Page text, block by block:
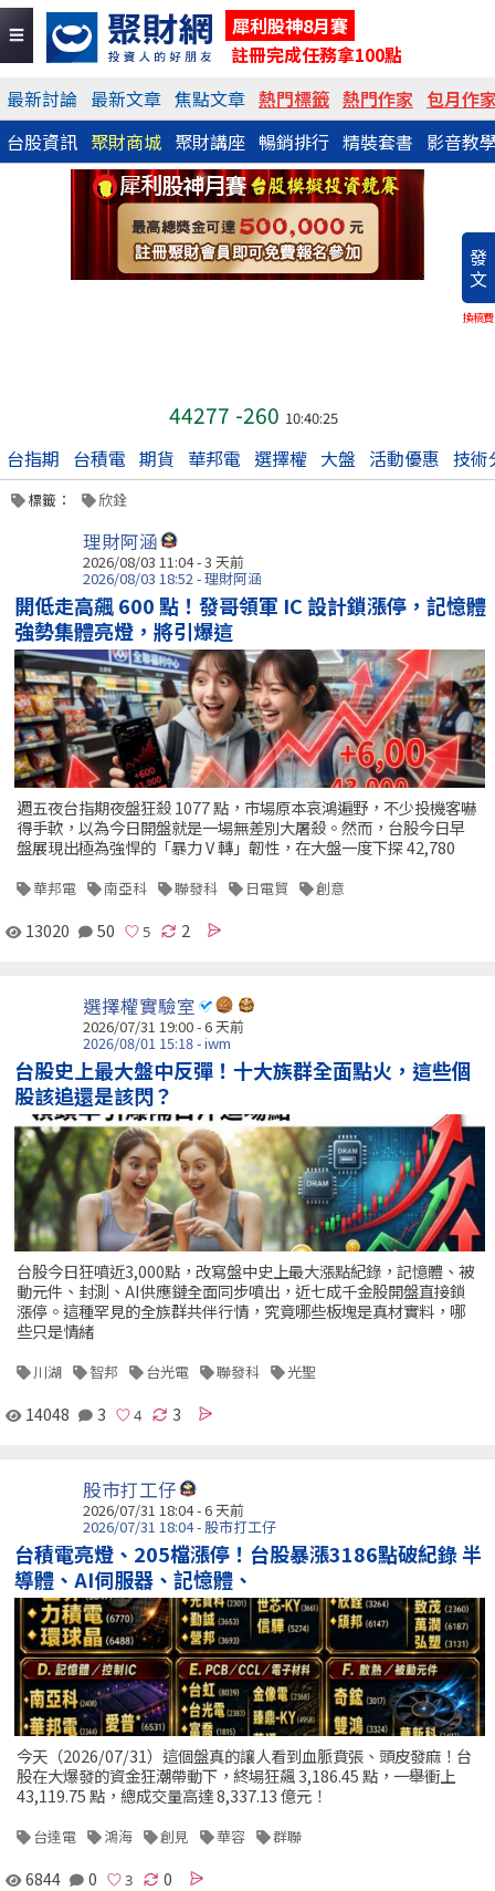
犀利股神8月賽
註冊完成任務拿100點
最新討論 最新文章 焦點文章 熱門標籤 熱門作家 包月作
台股資訊 聚財商城 聚財講座 暢銷排行 精裝套書 影音教
發
文
換稿費
44277 -260 10:40:25
台指期 台積電 期貨 華邦電 選擇權 大盤 活動優惠 技術
標籤： 欣銓
理財阿涵
2026/08/03 11:04 - 3 天前
2026/08/03 18:52 - 理財阿涵
開低走高飆 600 點！發哥領軍 IC 設計鎖漲停，記憶體
強勢集體亮燈，將引爆這
週五夜台指期夜盤狂殺 1077 點，市場原本哀鴻遍野，不少投機客嚇
得手軟，以為今日開盤就是一場無差別大屠殺。然而，台股今日早
盤展現出極為強悍的「暴力 V 轉」韌性，在大盤一度下探 42,780
華邦電 南亞科 聯發科 日電貿 創意
13020 50 2
選擇權實驗室
2026/07/31 19:00 - 6 天前
2026/08/01 15:18 - iwm
台股史上最大盤中反彈！十大族群全面點火，這些個
股該追還是該閃？
台股今日狂噴近3,000點，改寫盤中史上最大漲點紀錄，記憶體、被
動元件、封測、AI供應鏈全面同步噴出，近七成千金股開盤直接鎖
漲停。這種罕見的全族群共伴行情，究竟哪些板塊是真材實料，哪
些只是情緒
川湖 智邦 台光電 聯發科 光聖
14048 3 3
股市打工仔
2026/07/31 18:04 - 6 天前
2026/07/31 18:04 - 股市打工仔
台積電亮燈、205檔漲停！台股暴漲3186點破紀錄 半
導體、AI伺服器、記憶體、
今天（2026/07/31）這個盤真的讓人看到血脈賁張、頭皮發麻！台
股在大爆發的資金狂潮帶動下，終場狂飆 3,186.45 點，一舉衝上
43,119.75 點，總成交量高達 8,337.13 億元！
台達電 鴻海 創見 華容 群聯
6844 0 0